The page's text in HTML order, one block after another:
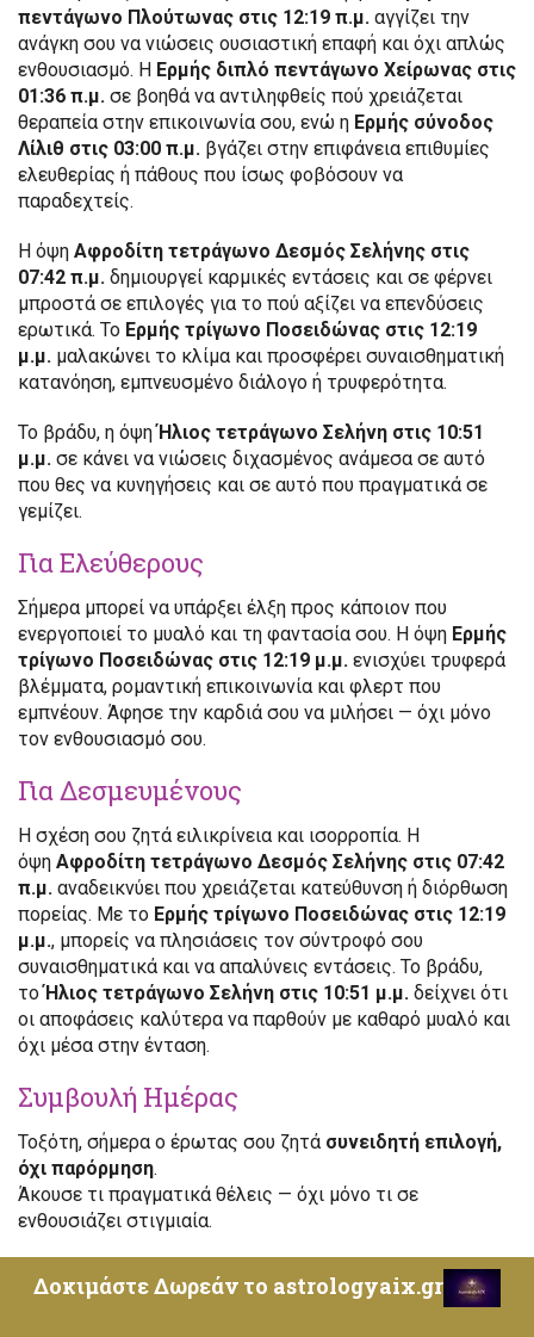
πεντάγωνο Πλούτωνας στις 12:19 π.μ. αγγίζει την
ανάγκη σου να νιώσεις ουσιαστική επαφή και όχι απλώς
ενθουσιασμό. Η Ερμής διπλό πεντάγωνο Χείρωνας στις
01:36 π.μ. σε βοηθά να αντιληφθείς πού χρειάζεται
θεραπεία στην επικοινωνία σου, ενώ η Ερμής σύνοδος
Λίλιθ στις 03:00 π.μ. βγάζει στην επιφάνεια επιθυμίες
ελευθερίας ή πάθους που ίσως φοβόσουν να
παραδεχτείς.
Η όψη Αφροδίτη τετράγωνο Δεσμός Σελήνης στις
07:42 π.μ. δημιουργεί καρμικές εντάσεις και σε φέρνει
μπροστά σε επιλογές για το πού αξίζει να επενδύσεις
ερωτικά. Το Ερμής τρίγωνο Ποσειδώνας στις 12:19
μ.μ. μαλακώνει το κλίμα και προσφέρει συναισθηματική
κατανόηση, εμπνευσμένο διάλογο ή τρυφερότητα.
Το βράδυ, η όψηΉλιος τετράγωνο Σελήνη στις 10:51
μ.μ. σε κάνει να νιώσεις διχασμένος ανάμεσα σε αυτό
που θες να κυνηγήσεις και σε αυτό που πραγματικά σε
γεμίζει.
Για Ελεύθερους
Σήμερα μπορεί να υπάρξει έλξη προς κάποιον που
ενεργοποιεί το μυαλό και τη φαντασία σου. Η όψη Ερμής
τρίγωνο Ποσειδώνας στις 12:19 μ.μ. ενισχύει τρυφερά
βλέμματα, ρομαντική επικοινωνία και φλερτ που
εμπνέουν. Άφησε την καρδιά σου να μιλήσει — όχι μόνο
τον ενθουσιασμό σου.
Για Δεσμευμένους
Η σχέση σου ζητά ειλικρίνεια και ισορροπία. Η
όψη Αφροδίτη τετράγωνο Δεσμός Σελήνης στις 07:42
π.μ. αναδεικνύει που χρειάζεται κατεύθυνση ή διόρθωση
πορείας. Με το Ερμής τρίγωνο Ποσειδώνας στις 12:19
μ.μ., μπορείς να πλησιάσεις τον σύντροφό σου
συναισθηματικά και να απαλύνεις εντάσεις. Το βράδυ,
τοΉλιος τετράγωνο Σελήνη στις 10:51 μ.μ. δείχνει ότι
οι αποφάσεις καλύτερα να παρθούν με καθαρό μυαλό και
όχι μέσα στην ένταση.
Συμβουλή Ημέρας
Τοξότη, σήμερα ο έρωτας σου ζητά συνειδητή επιλογή,
όχι παρόρμηση.
Άκουσε τι πραγματικά θέλεις — όχι μόνο τι σε
ενθουσιάζει στιγμιαία.
Η ενέργεια του
Ερμής τρίγωνο Ποσειδώνας στις 12:19
μ.μ.σε βοηθά να εκφράσεις συναισθήματα με
Δοκιμάστε Δωρεάν το astrologyaix.gr